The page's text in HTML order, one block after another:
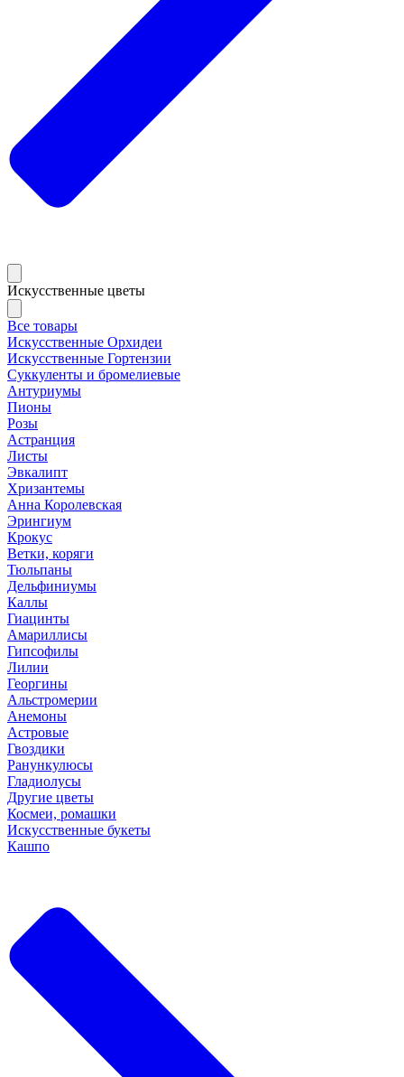
Искусственные цветы
Все товары
Искусственные Орхидеи
Искусственные Гортензии
Суккуленты и бромелиевые
Антуриумы
Пионы
Розы
Астранция
Листы
Эвкалипт
Хризантемы
Анна Королевская
Эрингиум
Крокус
Ветки, коряги
Тюльпаны
Дельфиниумы
Каллы
Гиацинты
Амариллисы
Гипсофилы
Лилии
Георгины
Альстромерии
Анемоны
Астровые
Гвоздики
Ранункулюсы
Гладиолусы
Другие цветы
Космеи, ромашки
Искусственные букеты
Кашпо